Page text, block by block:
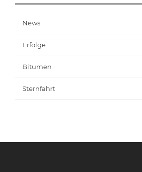
News
Erfolge
Bitumen
Sternfahrt